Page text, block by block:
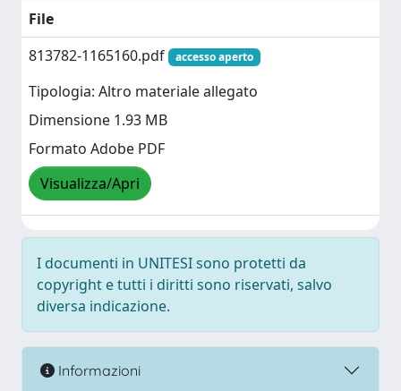
File
813782-1165160.pdf
accesso aperto
Tipologia: Altro materiale allegato
Dimensione 1.93 MB
Formato Adobe PDF
Visualizza/Apri
I documenti in UNITESI sono protetti da
copyright e tutti i diritti sono riservati, salvo
diversa indicazione.
Informazioni